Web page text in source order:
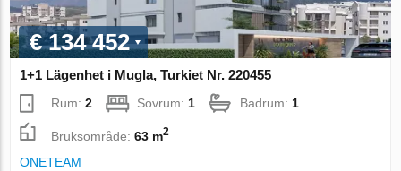
€ 134 452
1+1 Lägenhet i Mugla, Turkiet Nr. 220455
Rum:2 Sovrum: 1 Badrum: 1
Bruksområde:63 m2
ONETEAM